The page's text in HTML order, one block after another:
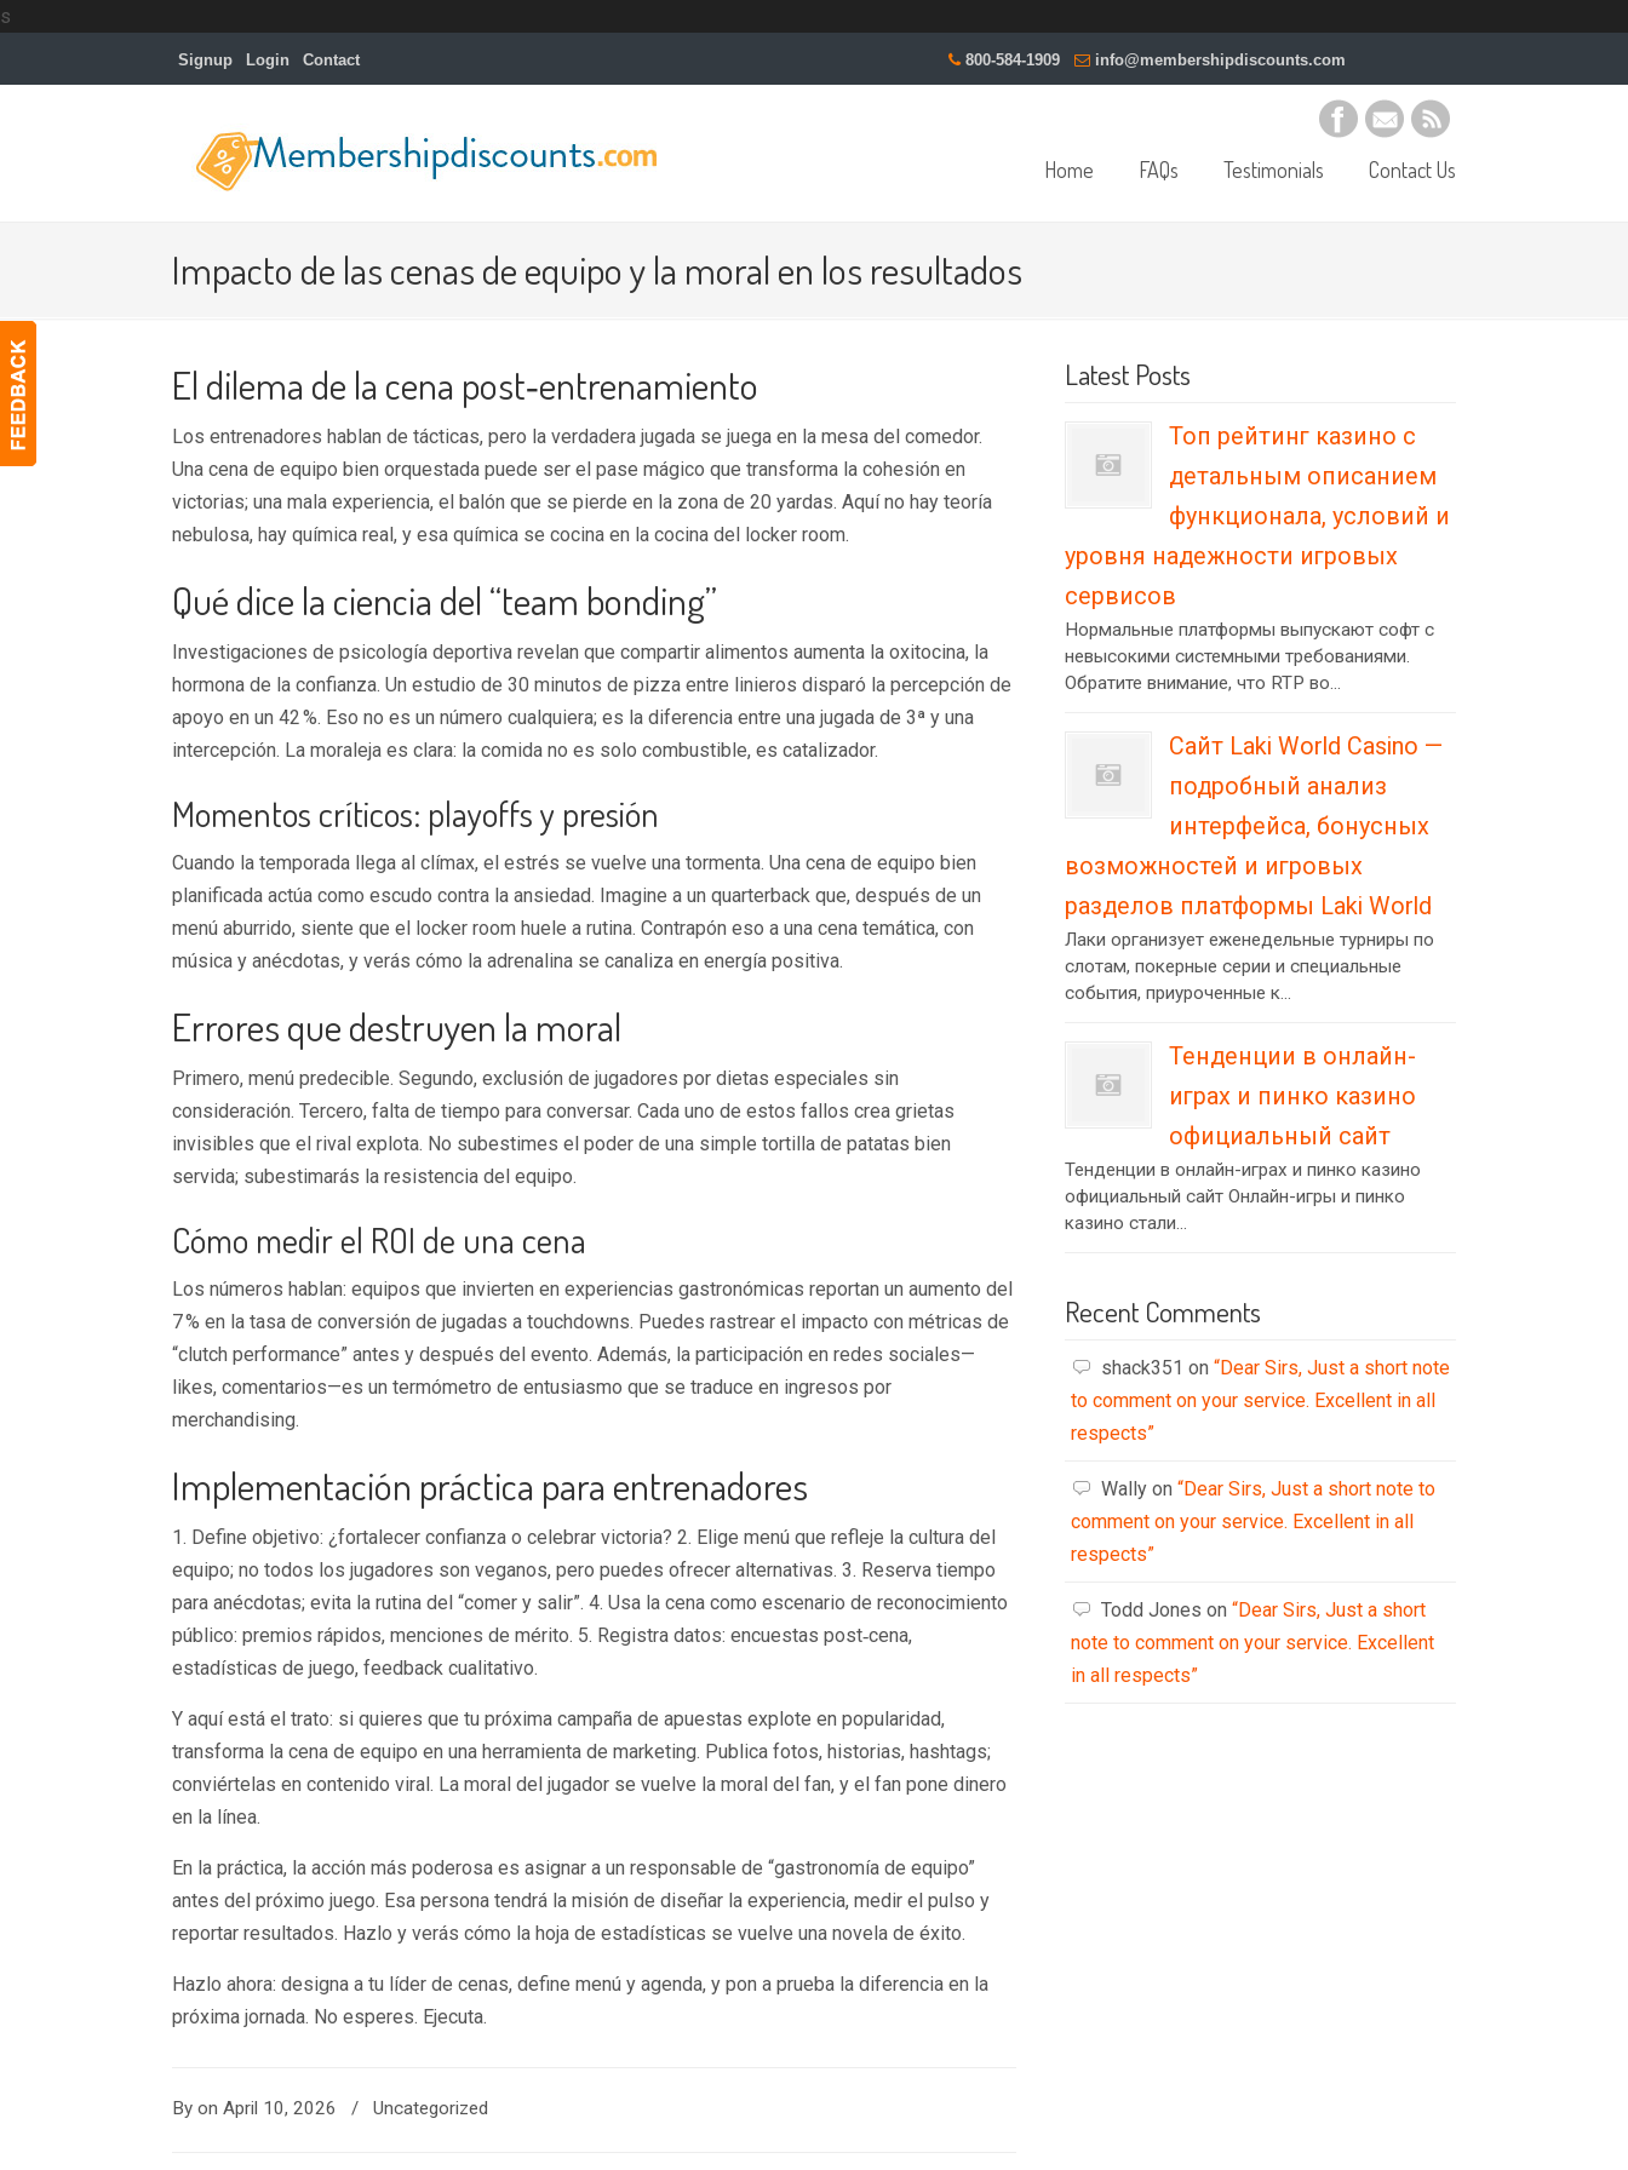
s
Signup Login Contact 800-584-1909 info@membershipdiscounts.com
Home FAQs Testimonials Contact Us
Impacto de las cenas de equipo y la moral en los resultados
El dilema de la cena post‑entrenamiento
Los entrenadores hablan de tácticas, pero la verdadera jugada se juega en la mesa del comedor.
Una cena de equipo bien orquestada puede ser el pase mágico que transforma la cohesión en
victorias; una mala experiencia, el balón que se pierde en la zona de 20 yardas. Aquí no hay teoría
nebulosa, hay química real, y esa química se cocina en la cocina del locker room.
Qué dice la ciencia del “team bonding”
Investigaciones de psicología deportiva revelan que compartir alimentos aumenta la oxitocina, la
hormona de la confianza. Un estudio de 30 minutos de pizza entre linieros disparó la percepción de
apoyo en un 42 %. Eso no es un número cualquiera; es la diferencia entre una jugada de 3ª y una
intercepción. La moraleja es clara: la comida no es solo combustible, es catalizador.
Momentos críticos: playoffs y presión
Cuando la temporada llega al clímax, el estrés se vuelve una tormenta. Una cena de equipo bien
planificada actúa como escudo contra la ansiedad. Imagine a un quarterback que, después de un
menú aburrido, siente que el locker room huele a rutina. Contrapón eso a una cena temática, con
música y anécdotas, y verás cómo la adrenalina se canaliza en energía positiva.
Errores que destruyen la moral
Primero, menú predecible. Segundo, exclusión de jugadores por dietas especiales sin
consideración. Tercero, falta de tiempo para conversar. Cada uno de estos fallos crea grietas
invisibles que el rival explota. No subestimes el poder de una simple tortilla de patatas bien
servida; subestimarás la resistencia del equipo.
Cómo medir el ROI de una cena
Los números hablan: equipos que invierten en experiencias gastronómicas reportan un aumento del
7 % en la tasa de conversión de jugadas a touchdowns. Puedes rastrear el impacto con métricas de
“clutch performance” antes y después del evento. Además, la participación en redes sociales—
likes, comentarios—es un termómetro de entusiasmo que se traduce en ingresos por
merchandising.
Implementación práctica para entrenadores
1. Define objetivo: ¿fortalecer confianza o celebrar victoria? 2. Elige menú que refleje la cultura del
equipo; no todos los jugadores son veganos, pero puedes ofrecer alternativas. 3. Reserva tiempo
para anécdotas; evita la rutina del “comer y salir”. 4. Usa la cena como escenario de reconocimiento
público: premios rápidos, menciones de mérito. 5. Registra datos: encuestas post‑cena,
estadísticas de juego, feedback cualitativo.
Y aquí está el trato: si quieres que tu próxima campaña de apuestas explote en popularidad,
transforma la cena de equipo en una herramienta de marketing. Publica fotos, historias, hashtags;
conviértelas en contenido viral. La moral del jugador se vuelve la moral del fan, y el fan pone dinero
en la línea.
En la práctica, la acción más poderosa es asignar a un responsable de “gastronomía de equipo”
antes del próximo juego. Esa persona tendrá la misión de diseñar la experiencia, medir el pulso y
reportar resultados. Hazlo y verás cómo la hoja de estadísticas se vuelve una novela de éxito.
Hazlo ahora: designa a tu líder de cenas, define menú y agenda, y pon a prueba la diferencia en la
próxima jornada. No esperes. Ejecuta.
By on April 10, 2026 / Uncategorized
Latest Posts
Топ рейтинг казино с
детальным описанием
функционала, условий и
уровня надежности игровых
сервисов
Нормальные платформы выпускают софт с
невысокими системными требованиями.
Обратите внимание, что RTP во...
Сайт Laki World Casino —
подробный анализ
интерфейса, бонусных
возможностей и игровых
разделов платформы Laki World
Лаки организует еженедельные турниры по
слотам, покерные серии и специальные
события, приуроченные к...
Тенденции в онлайн-
играх и пинко казино
официальный сайт
Тенденции в онлайн-играх и пинко казино
официальный сайт Онлайн-игры и пинко
казино стали...
Recent Comments
shack351 on “Dear Sirs, Just a short note
to comment on your service. Excellent in all
respects”
Wally on “Dear Sirs, Just a short note to
comment on your service. Excellent in all
respects”
Todd Jones on “Dear Sirs, Just a short
note to comment on your service. Excellent
in all respects”